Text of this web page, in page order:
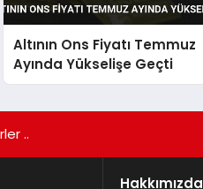
Altının Ons Fiyatı Temmuz
Ayında Yükselişe Geçti
..
Hakkımızda